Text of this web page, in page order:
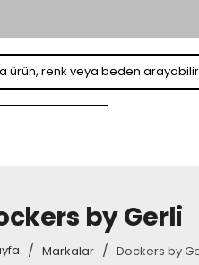
by Gerli
Markalar Dockers by